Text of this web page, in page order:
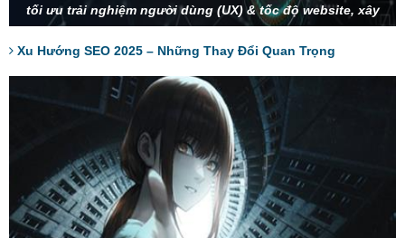
tối ưu trải nghiệm người dùng (UX) & tốc độ website, xây
AI và tìm kiếm bằng giọng nói để tối ưu từ khóa.
Xu Hướng SEO 2025 – Những Thay Đổi Quan Trọng